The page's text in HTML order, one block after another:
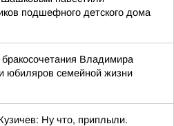
подшефного детского дома
Владимира
юбиляров семейной жизни
Ну что, приплыли.